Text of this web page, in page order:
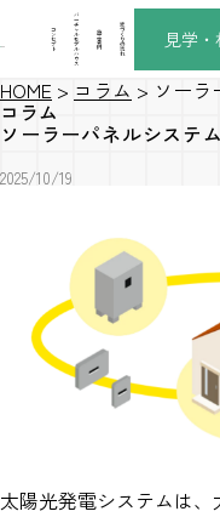
コ
ン
セ
プ
ト
バ
ー
チ
ャ
ル
モ
デ
ル
ハ
ウ
ス
施
工
事
例
家
づ
く
り
の
流
れ
見学
HOME > コラム > ソーラ
コラム
ソーラーパネルシステ
2025/10/19
太陽光発電システムは